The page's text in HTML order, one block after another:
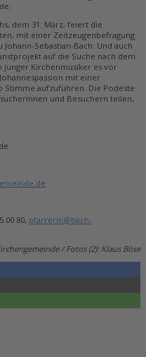
dem 31. März, feiert die
mit einer Zeitzeugenbefragung
Sebastian-Bach. Und auch
auf die Suche nach dem
junger Kirchenmusiker es vor
mit einer
Stimme aufzuführen. Die Podeste
und Besuchern teilen,
00 80, pfarrerin@bach-
/ Fotos (2): Klaus Böse